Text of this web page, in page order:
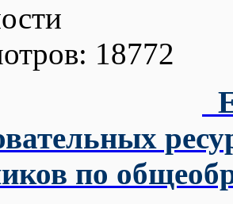
18772
по